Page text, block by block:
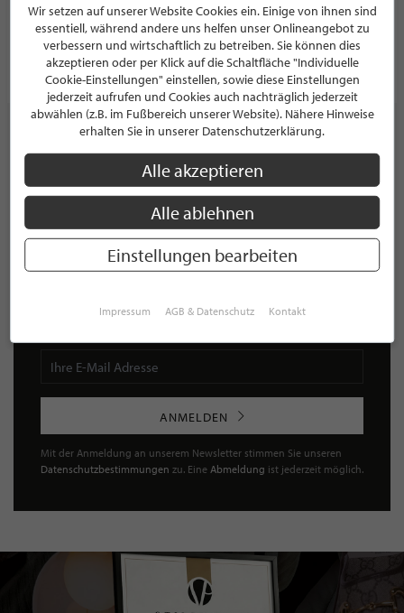
Nordring 71
44787 Bochum
Deutschland
PROFIL
NEWSLETTER
Bleiben Sie immer UP TO DATE! Melden Sie sich jetzt für
unseren STILPUNKTE®-Newsletter an und profitieren Sie
von exklusivenNeuigkeiten, TrendsundAngeboten
Mit der Anmeldung für unseren Newsletter stimmen Sie
ist jederzeit möglich.
ANMELDEN
Mit der Anmeldung an unserem Newsletter stimmen Sie unseren
Datenschutzbestimmungen zu. Eine Abmeldung ist jederzeit möglich.
Wir setzen auf unserer Website Cookies ein. Einige von ihnen sind
essentiell, während andere uns helfen unser Onlineangebot zu
verbessern und wirtschaftlich zu betreiben. Sie können dies
akzeptieren oder per Klick auf die Schaltfläche "Individuelle
Cookie-Einstellungen" einstellen, sowie diese Einstellungen
jederzeit aufrufen und Cookies auch nachträglich jederzeit
abwählen (z.B. im Fußbereich unserer Website). Nähere Hinweise
erhalten Sie in unserer Datenschutzerklärung.
Alle akzeptieren
Alle ablehnen
Einstellungen bearbeiten
Impressum AGB & Datenschutz Kontakt